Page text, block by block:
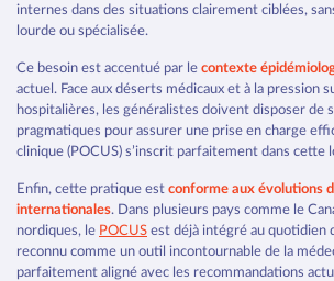
internes dans des situations clairement ciblées,
lourde ou spécialisée.
Ce besoin est accentué par le contexte
actuel. Face aux déserts médicaux et à la pression
hospitalières, les généralistes doivent disposer de
pragmatiques pour assurer une prise en charge
clinique (POCUS) s’inscrit parfaitement dans cette
Enfin, cette pratique est conforme aux évolutions
internationales. Dans plusieurs pays comme le
nordiques, le POCUS est déjà intégré au quotidien
reconnu comme un outil incontournable de la
parfaitement aligné avec les recommandations